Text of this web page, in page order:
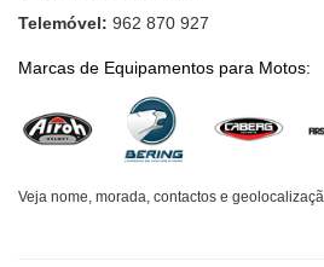
Telemóvel: 962 870 927
Marcas de Equipamentos para Motos:
Veja nome, morada, contactos e